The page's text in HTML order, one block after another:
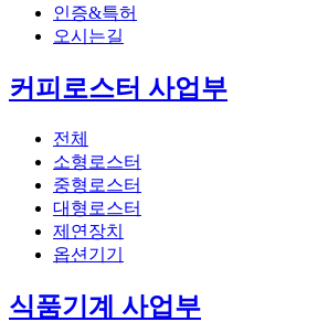
인증&특허
오시는길
커피로스터 사업부
전체
소형로스터
중형로스터
대형로스터
제연장치
옵션기기
식품기계 사업부